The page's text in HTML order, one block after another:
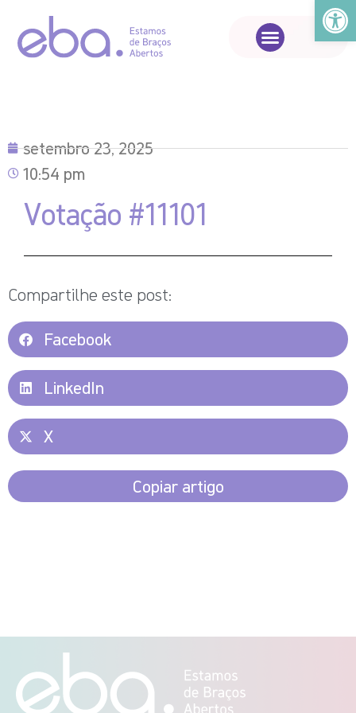
Abrir
setembro 23, 2025
10:54 pm
Votação #11101
Compartilhe este post:
Facebook
LinkedIn
X
Copiar artigo